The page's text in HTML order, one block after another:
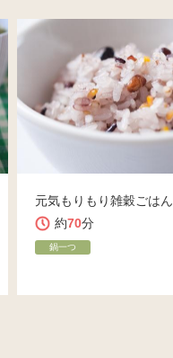
元気もりもり雑穀ごはん
約70分
鍋一つ